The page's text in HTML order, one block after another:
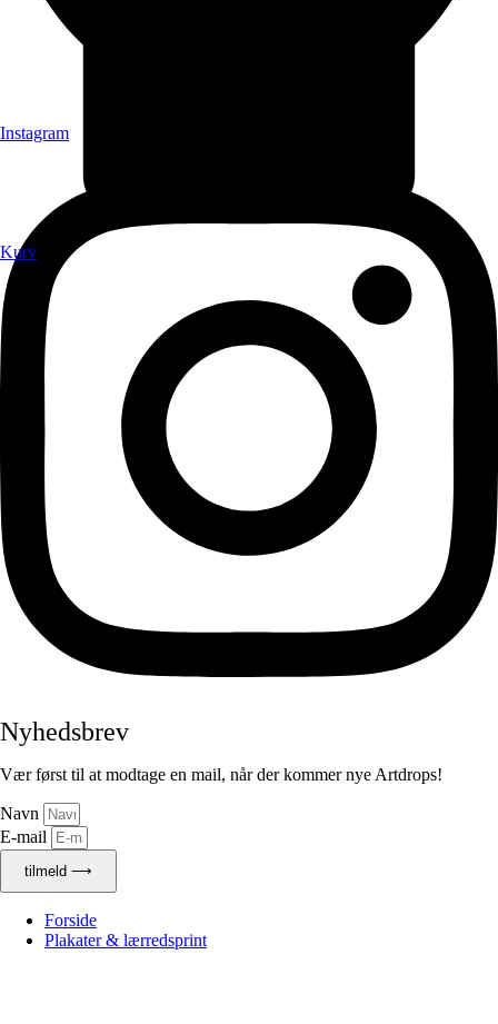
Kurv
Instagram
Nyhedsbrev
Vær først til at modtage en mail, når der kommer nye Artdrops!
Navn
E-mail
tilmeld ⟶
Forside
Plakater & lærredsprint